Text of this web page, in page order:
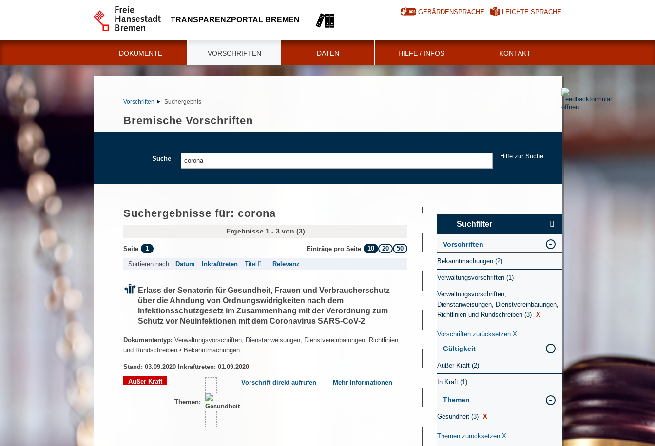
TRANSPARENZPORTAL BREMEN
GEBÄRDENSPRACHE LEICHTE SPRACHE
DOKUMENTE VORSCHRIFTEN DATEN HILFE / INFOS KONTAKT
Vorschriften Suchergebnis
Bremische Vorschriften
Suche
Hilfe zur Suche
Suchergebnisse für: corona
Ergebnisse 1 - 3 von (3)
Seite 1 Einträge pro Seite 10 20 50
Sortieren nach: Datum Inkrafttreten Titel Relevanz
Erlass der Senatorin für Gesundheit, Frauen und Verbraucherschutz
über die Ahndung von Ordnungswidrigkeiten nach dem
Infektionsschutzgesetz im Zusammenhang mit der Verordnung zum
Schutz vor Neuinfektionen mit dem Coronavirus SARS-CoV-2
Dokumententyp: Verwaltungsvorschriften, Dienstanweisungen, Dienstvereinbarungen, Richtlinien
und Rundschreiben • Bekanntmachungen
Stand: 03.09.2020 Inkrafttreten: 01.09.2020
Außer Kraft
Themen:
Vorschrift direkt aufrufen Mehr Informationen
Suchfilter
Vorschriften
Bekanntmachungen (2)
Verwaltungsvorschriften (1)
Verwaltungsvorschriften,
Dienstanweisungen, Dienstvereinbarungen,
Richtlinien und Rundschreiben (3) X
Vorschriften zurücksetzen X
Gültigkeit
Außer Kraft (2)
In Kraft (1)
Themen
Gesundheit (3) X
Themen zurücksetzen X